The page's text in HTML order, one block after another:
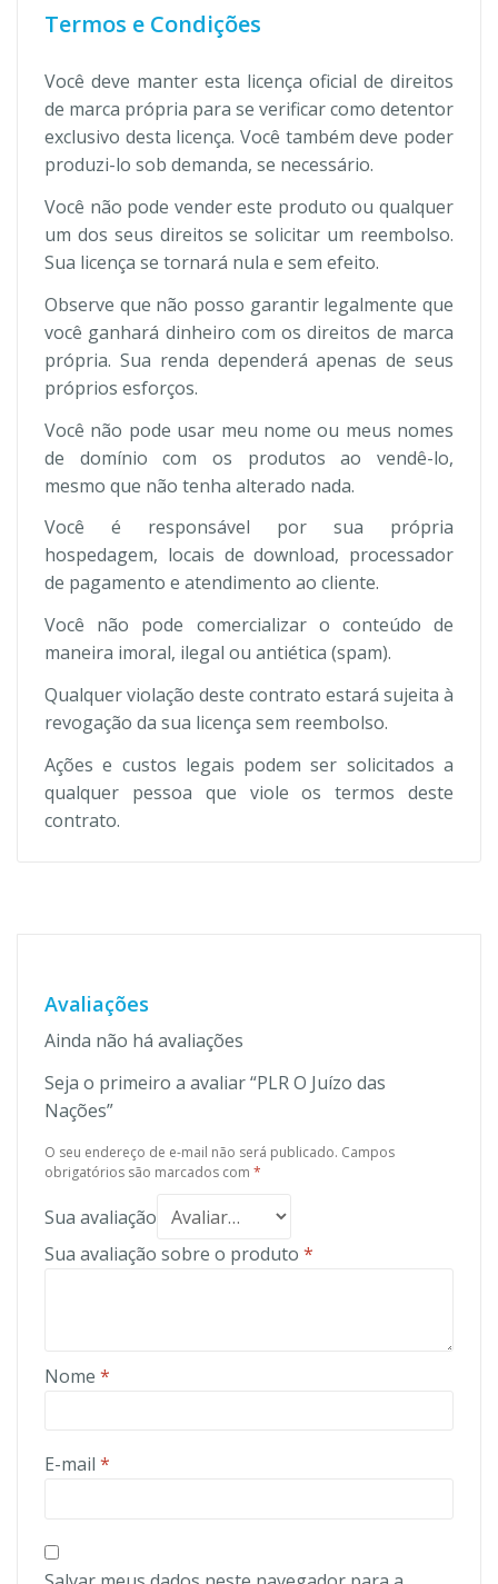
Termos e Condições
Você deve manter esta licença oficial de direitos
de marca própria para se verificar como detentor
exclusivo desta licença. Você também deve poder
produzi-lo sob demanda, se necessário.
Você não pode vender este produto ou qualquer
um dos seus direitos se solicitar um reembolso.
Sua licença se tornará nula e sem efeito.
Observe que não posso garantir legalmente que
você ganhará dinheiro com os direitos de marca
própria. Sua renda dependerá apenas de seus
próprios esforços.
Você não pode usar meu nome ou meus nomes
de domínio com os produtos ao vendê-lo,
mesmo que não tenha alterado nada.
Você é responsável por sua própria
hospedagem, locais de download, processador
de pagamento e atendimento ao cliente.
Você não pode comercializar o conteúdo de
maneira imoral, ilegal ou antiética (spam).
Qualquer violação deste contrato estará sujeita à
revogação da sua licença sem reembolso.
Ações e custos legais podem ser solicitados a
qualquer pessoa que viole os termos deste
contrato.
Avaliações
Ainda não há avaliações
Seja o primeiro a avaliar “PLR O Juízo das
Nações”
O seu endereço de e-mail não será publicado. Campos
obrigatórios são marcados com *
Sua avaliação
Sua avaliação sobre o produto *
Nome *
E-mail *